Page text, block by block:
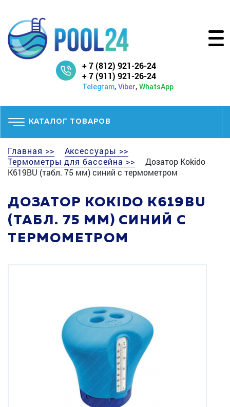
+ 7 (812) 921-26-24
+ 7 (911) 921-26-24
Telegram, Viber, WhatsApp
КАТАЛОГ ТОВАРОВ
Главная >>
Аксессуары >>
Термометры для бассейна >>
Дозатор Kokido
K619BU (табл. 75 мм) синий с термометром
ДОЗАТОР KOKIDO K619BU
(ТАБЛ. 75 ММ) СИНИЙ С
ТЕРМОМЕТРОМ